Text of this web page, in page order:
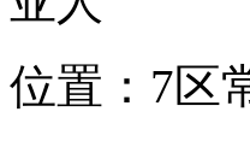
位置：7区